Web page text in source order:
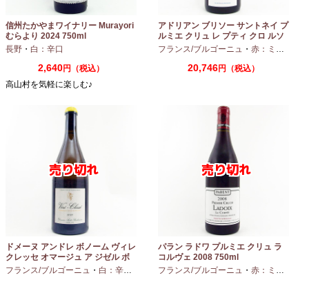
信州たかやまワイナリー Murayori
むらより 2024 750ml
長野 ・ 白：辛口
2,640円（税込）
高山村を気軽に楽しむ♪
アドリアン ブリソー サントネイ プ
ルミエ クリュ レ プティ クロ ルソ
ー 2024 750ml
フランス/ブルゴーニュ ・ 赤：ミディアムボディ
20,746円（税込）
ドメーヌ アンドレ ボノーム ヴィレ
クレッセ オマージュ ア ジゼル ボ
ノーム 2023 750ml
フランス/ブルゴーニュ ・ 白：辛口 シャルドネ
パラン ラドワ プルミエ クリュ ラ
コルヴェ 2008 750ml
フランス/ブルゴーニュ ・ 赤：ミディアムボディ